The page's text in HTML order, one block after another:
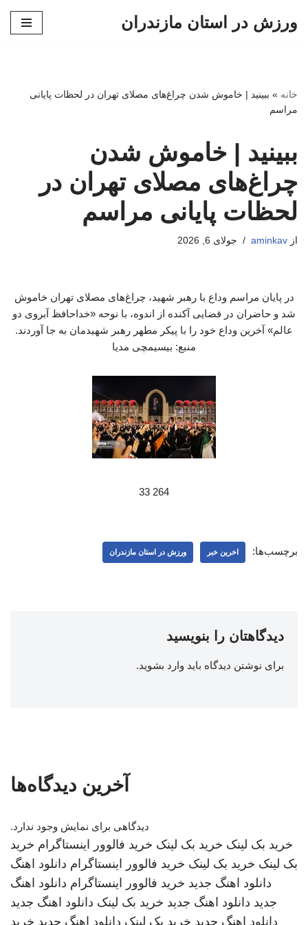
ورزش در استان مازندران
خانه » ببینید | خاموش شدن چراغ‌های مصلای تهران در لحظات پایانی
مراسم
ببینید | خاموش شدن
چراغ‌های مصلای تهران در
لحظات پایانی مراسم
از aminkav جولای 6, 2026
در پایان مراسم وداع با رهبر شهید، چراغ‌های مصلای تهران خاموش
شد و حاضران در فضایی آکنده از اندوه، با نوحه «خداحافظ آبروی دو
عالم» آخرین وداع خود را با پیکر مطهر رهبر شهیدمان به جا آوردند.
منبع: بیسیمچی مدیا
264 33
برچسب‌ها: اخرین خبر ورزش در استان مازندران
دیدگاهتان را بنویسید
برای نوشتن دیدگاه باید وارد بشوید.
آخرین دیدگاه‌ها
دیدگاهی برای نمایش وجود ندارد.
خرید بک لینک خرید بک لینک خرید فالوور اینستاگرام خرید
بک لینک خرید بک لینک خرید فالوور اینستاگرام دانلود اهنگ
دانلود اهنگ جدید خرید فالوور اینستاگرام دانلود اهنگ
جدید دانلود اهنگ جدید خرید بک لینک دانلود اهنگ جدید
دانلود اهنگ جدید خرید بک لینک دانلود اهنگ جدید خرید